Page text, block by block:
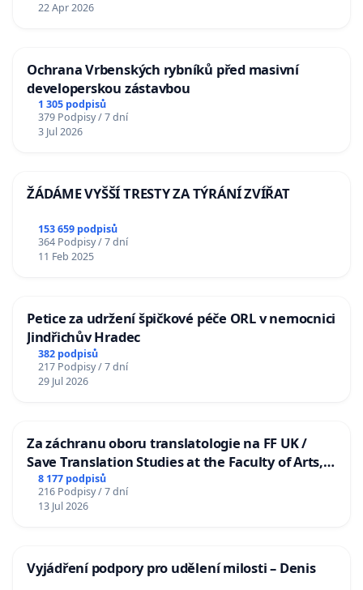
22 Apr 2026
Ochrana Vrbenských rybníků před masivní
developerskou zástavbou
1 305 podpisů
379 Podpisy / 7 dní
3 Jul 2026
ŽÁDÁME VYŠŠÍ TRESTY ZA TÝRÁNÍ ZVÍŘAT
153 659 podpisů
364 Podpisy / 7 dní
11 Feb 2025
Petice za udržení špičkové péče ORL v nemocnici
Jindřichův Hradec
382 podpisů
217 Podpisy / 7 dní
29 Jul 2026
Za záchranu oboru translatologie na FF UK /
Save Translation Studies at the Faculty of Arts,
Charles University
8 177 podpisů
216 Podpisy / 7 dní
13 Jul 2026
Vyjádření podpory pro udělení milosti – Denis